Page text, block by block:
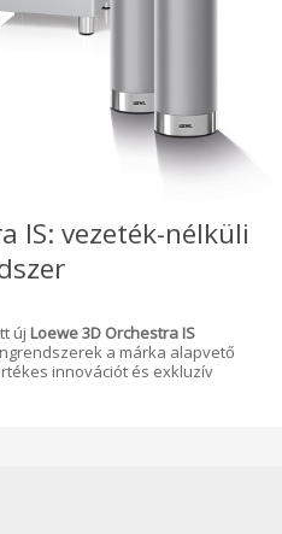
IS: vezeték-nélküli
új Loewe 3D Orchestra IS
a márka alapvető
innovációt és exkluzív